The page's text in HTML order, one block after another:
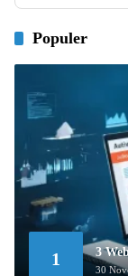
Populer
1 3
30